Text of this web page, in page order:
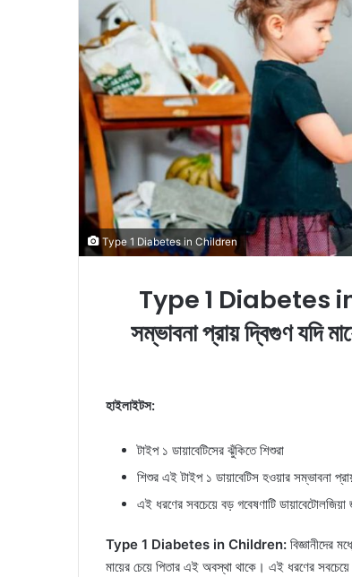
l
Type 1 Diabetes in Children
Type 1 Diabetes in
সম্ভাবনা প্রায় দ্বিগুণ যদি
হাইলাইটস:
টাইপ ১ ডায়াবেটিসের ঝুঁকিতে শিশুরা
শিশুর এই টাইপ ১ ডায়াবেটিস হওয়ার সম্ভাবনা
এই ধরণের সবচেয়ে বড় গবেষণাটি ডায়াবেটোলজিয়া
Type 1 Diabetes in Children: বিজ্ঞানীদের
মায়ের চেয়ে পিতার এই অবস্থা থাকে। এই ধরণের সবচেয়ে